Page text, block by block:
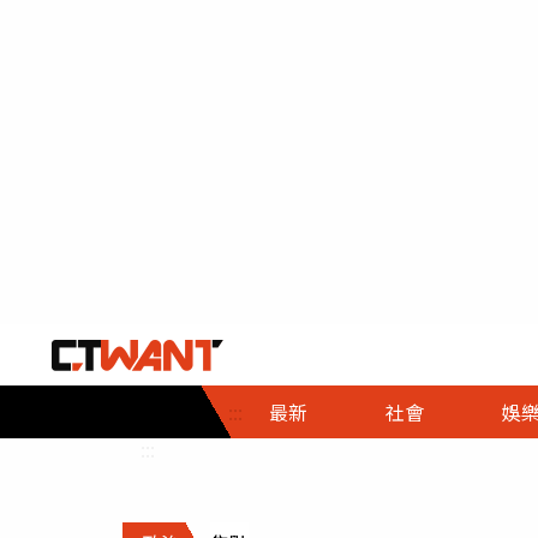
::: 最新 社會
社會首頁
時事
調查
娛樂
娛樂首頁
即時
財經首頁
熱線
政